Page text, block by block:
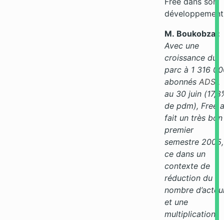
M. Boukobza :
Avec une
croissance du
parc à 1 316
abonnés ADSL
au 30 juin
de pdm), Free a
fait un très bon
premier
semestre 2005,
ce dans un
contexte de
réduction du
nombre
et une
multiplication